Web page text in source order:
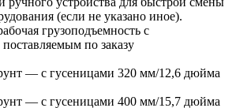
(если не указано иное).
грузоподъемность с
по заказу
— с гусеницами 320 мм/12,6 дюйма
— с гусеницами 400 мм/15,7 дюйма